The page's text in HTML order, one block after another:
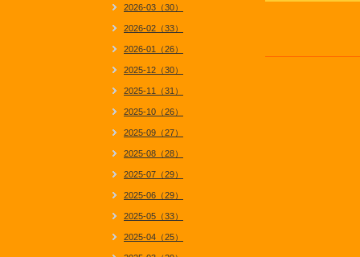
2026-03（30）
2026-02（33）
2026-01（26）
2025-12（30）
2025-11（31）
2025-10（26）
2025-09（27）
2025-08（28）
2025-07（29）
2025-06（29）
2025-05（33）
2025-04（25）